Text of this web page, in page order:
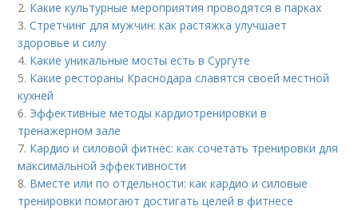
2. Какие культурные мероприятия проводятся в парках
3.Стретчинг для мужчин: как растяжка улучшает
здоровье и силу
4. Какие уникальные мосты есть в Сургуте
5. Какие рестораны Краснодара славятся своей местной
кухней
6. Эффективные методы кардиотренировки в
тренажерном зале
7. Кардио и силовой фитнес: как сочетать тренировки для
максимальной эффективности
8. Вместе или по отдельности: как кардио и силовые
тренировки помогают достигать целей в фитнесе